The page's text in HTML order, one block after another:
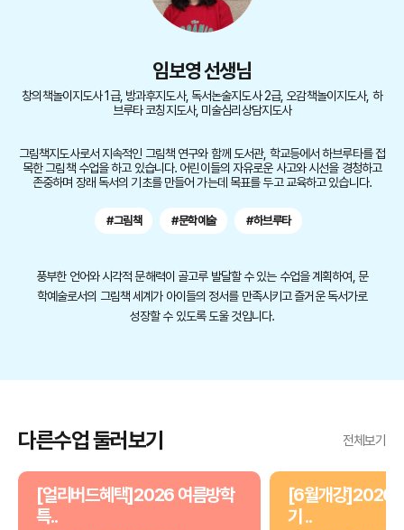
임보영 선생님
창의책놀이지도사 1급, 방과후지도사, 독서논술지도사 2급, 오감책놀이지도사, 하
브루타 코칭지도사, 미술심리상담지도사
그림책지도사로서 지속적인 그림책 연구와 함께 도서관, 학교등에서 하브루타를 접
목한 그림책 수업을 하고 있습니다. 어린이들의 자유로운 사고와 시선을 경청하고
존중하며 장래 독서의 기초를 만들어 가는데 목표를 두고 교육하고 있습니다.
#그림책 #문학예술 #하브루타
풍부한 언어와 시각적 문해력이 골고루 발달할 수 있는 수업을 계획하여, 문
학예술로서의 그림책 세계가 아이들의 정서를 만족시키고 즐거운 독서가로
성장할 수 있도록 도울 것입니다.
다른수업 둘러보기 전체보기
[얼리버드혜택]2026 여름방학
특..
[6월개강]2026
기 ..